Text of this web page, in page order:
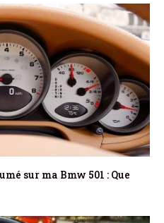
sur ma Bmw 501 : Que